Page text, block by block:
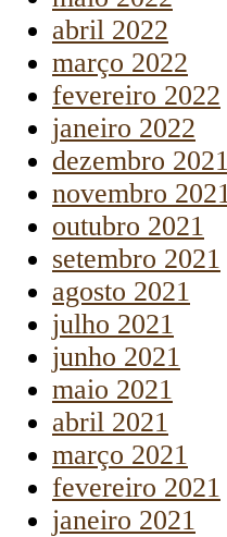
abril 2022
março 2022
fevereiro 2022
janeiro 2022
dezembro 2021
novembro 2021
outubro 2021
setembro 2021
agosto 2021
julho 2021
junho 2021
maio 2021
abril 2021
março 2021
fevereiro 2021
janeiro 2021